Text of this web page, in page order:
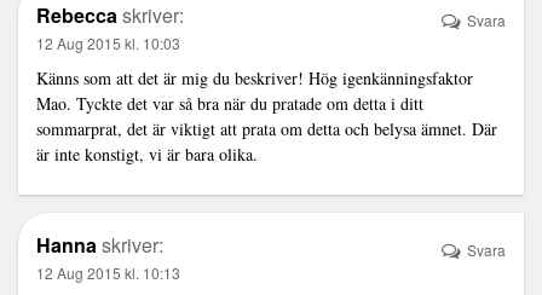
Rebeccaskriver:
12 Aug 2015 kl. 10:03
Känns som att det är mig du beskriver! Hög igenkänningsfaktor
Mao. Tyckte det var så bra när du pratade om detta i ditt
sommarprat, det är viktigt att prata om detta och belysa ämnet. Där
är inte konstigt, vi är bara olika.
Svara
Hannaskriver:
12 Aug 2015 kl. 10:13
Svara